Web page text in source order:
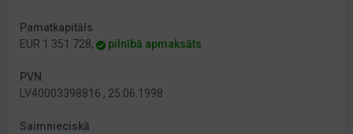
Pamatkapitāls
EUR 1 351 728,
pilnībā apmaksāts
PVN
LV40003398816 , 25.06.1998
Saimnieciskā